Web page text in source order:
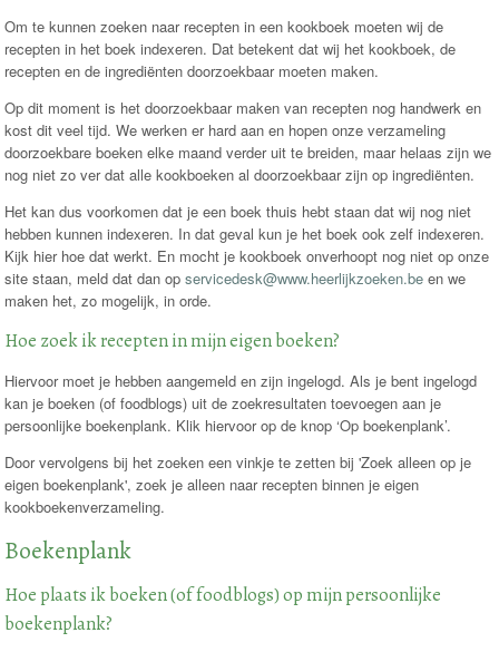
Om te kunnen zoeken naar recepten in een kookboek moeten wij de
recepten in het boek indexeren. Dat betekent dat wij het kookboek, de
recepten en de ingrediënten doorzoekbaar moeten maken.
Op dit moment is het doorzoekbaar maken van recepten nog handwerk en
kost dit veel tijd. We werken er hard aan en hopen onze verzameling
doorzoekbare boeken elke maand verder uit te breiden, maar helaas zijn we
nog niet zo ver dat alle kookboeken al doorzoekbaar zijn op ingrediënten.
Het kan dus voorkomen dat je een boek thuis hebt staan dat wij nog niet
hebben kunnen indexeren. In dat geval kun je het boek ook zelf indexeren.
Kijk hier hoe dat werkt. En mocht je kookboek onverhoopt nog niet op onze
site staan, meld dat dan opservicedesk@www.heerlijkzoeken.be en we
maken het, zo mogelijk, in orde.
Hoe zoek ik recepten in mijn eigen boeken?
Hiervoor moet je hebben aangemeld en zijn ingelogd. Als je bent ingelogd
kan je boeken (of foodblogs) uit de zoekresultaten toevoegen aan je
persoonlijke boekenplank. Klik hiervoor op de knop ‘Op boekenplank’.
Door vervolgens bij het zoeken een vinkje te zetten bij 'Zoek alleen op je
eigen boekenplank', zoek je alleen naar recepten binnen je eigen
kookboekenverzameling.
Boekenplank
Hoe plaats ik boeken (of foodblogs) op mijn persoonlijke
boekenplank?